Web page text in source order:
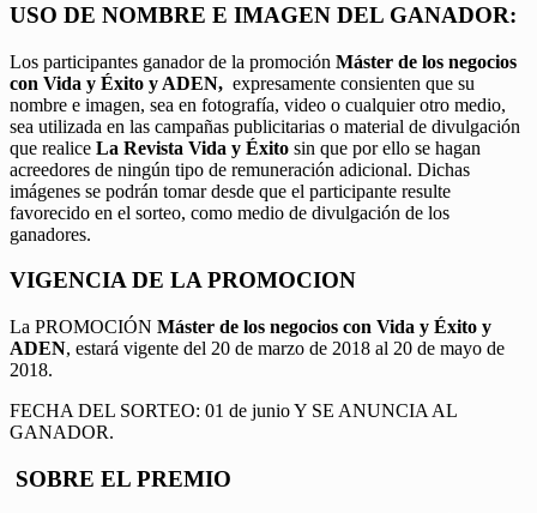
USO DE NOMBRE E IMAGEN DEL GANADOR:
Los participantes ganador de la promoción Máster de los negocios
con Vida y Éxito y ADEN, expresamente consienten que su
nombre e imagen, sea en fotografía, video o cualquier otro medio,
sea utilizada en las campañas publicitarias o material de divulgación
que realice La Revista Vida y Éxito sin que por ello se hagan
acreedores de ningún tipo de remuneración adicional. Dichas
imágenes se podrán tomar desde que el participante resulte
favorecido en el sorteo, como medio de divulgación de los
ganadores.
VIGENCIA DE LA PROMOCION
La PROMOCIÓN Máster de los negocios con Vida y Éxito y
ADEN, estará vigente del 20 de marzo de 2018 al 20 de mayo de
2018.
FECHA DEL SORTEO: 01 de junio Y SE ANUNCIA AL
GANADOR.
SOBRE EL PREMIO